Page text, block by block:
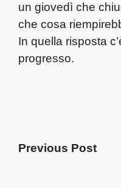
un giovedì che
che cosa
In quella risposta
progresso.
Previous Post